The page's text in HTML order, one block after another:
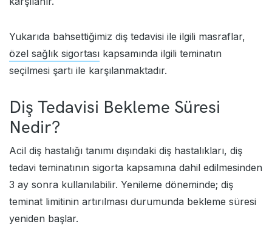
Yukarıda bahsettiğimiz diş tedavisi ile ilgili masraflar,
özel sağlık sigortası kapsamında ilgili teminatın
seçilmesi şartı ile karşılanmaktadır.
Diş Tedavisi Bekleme Süresi
Nedir?
Acil diş hastalığı tanımı dışındaki diş hastalıkları, diş
tedavi teminatının sigorta kapsamına dahil edilmesinden
3 ay sonra kullanılabilir. Yenileme döneminde; diş
teminat limitinin artırılması durumunda bekleme süresi
yeniden başlar.